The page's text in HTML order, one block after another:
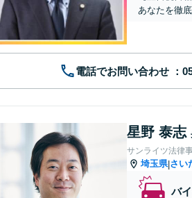
あなたを徹
電話でお問い合わせ
星野 泰志
サンライツ法律
埼玉県|さい
バ